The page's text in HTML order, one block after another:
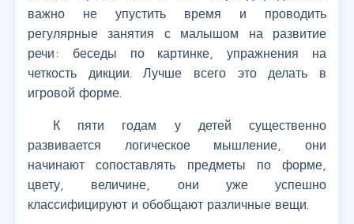
важно не упустить время и проводить
регулярные занятия с малышом на развитие
речи: беседы по картинке, упражнения на
четкость дикции. Лучше всего это делать в
игровой форме.
К пяти годам у детей существенно
развивается логическое мышление, они
начинают сопоставлять предметы по форме,
цвету, величине, они уже успешно
классифицируют и обобщают различные вещи.